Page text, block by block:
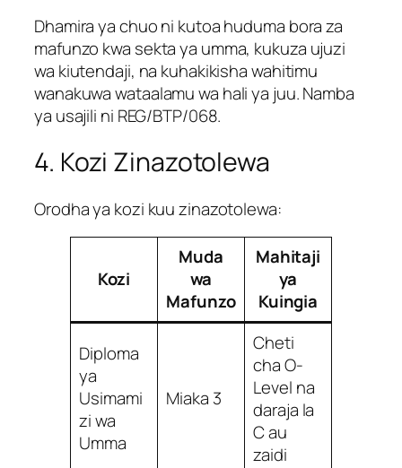
Dhamira ya chuo ni kutoa huduma bora za
mafunzo kwa sekta ya umma, kukuza ujuzi
wa kiutendaji, na kuhakikisha wahitimu
wanakuwa wataalamu wa hali ya juu. Namba
ya usajili ni REG/BTP/068.
4. Kozi Zinazotolewa
Orodha ya kozi kuu zinazotolewa:
Kozi
Muda
wa
Mafunzo
Mahitaji
ya
Kuingia
Diploma
ya
Usimami
zi wa
Umma
Miaka 3
Cheti
cha O-
Level na
daraja la
C au
zaidi